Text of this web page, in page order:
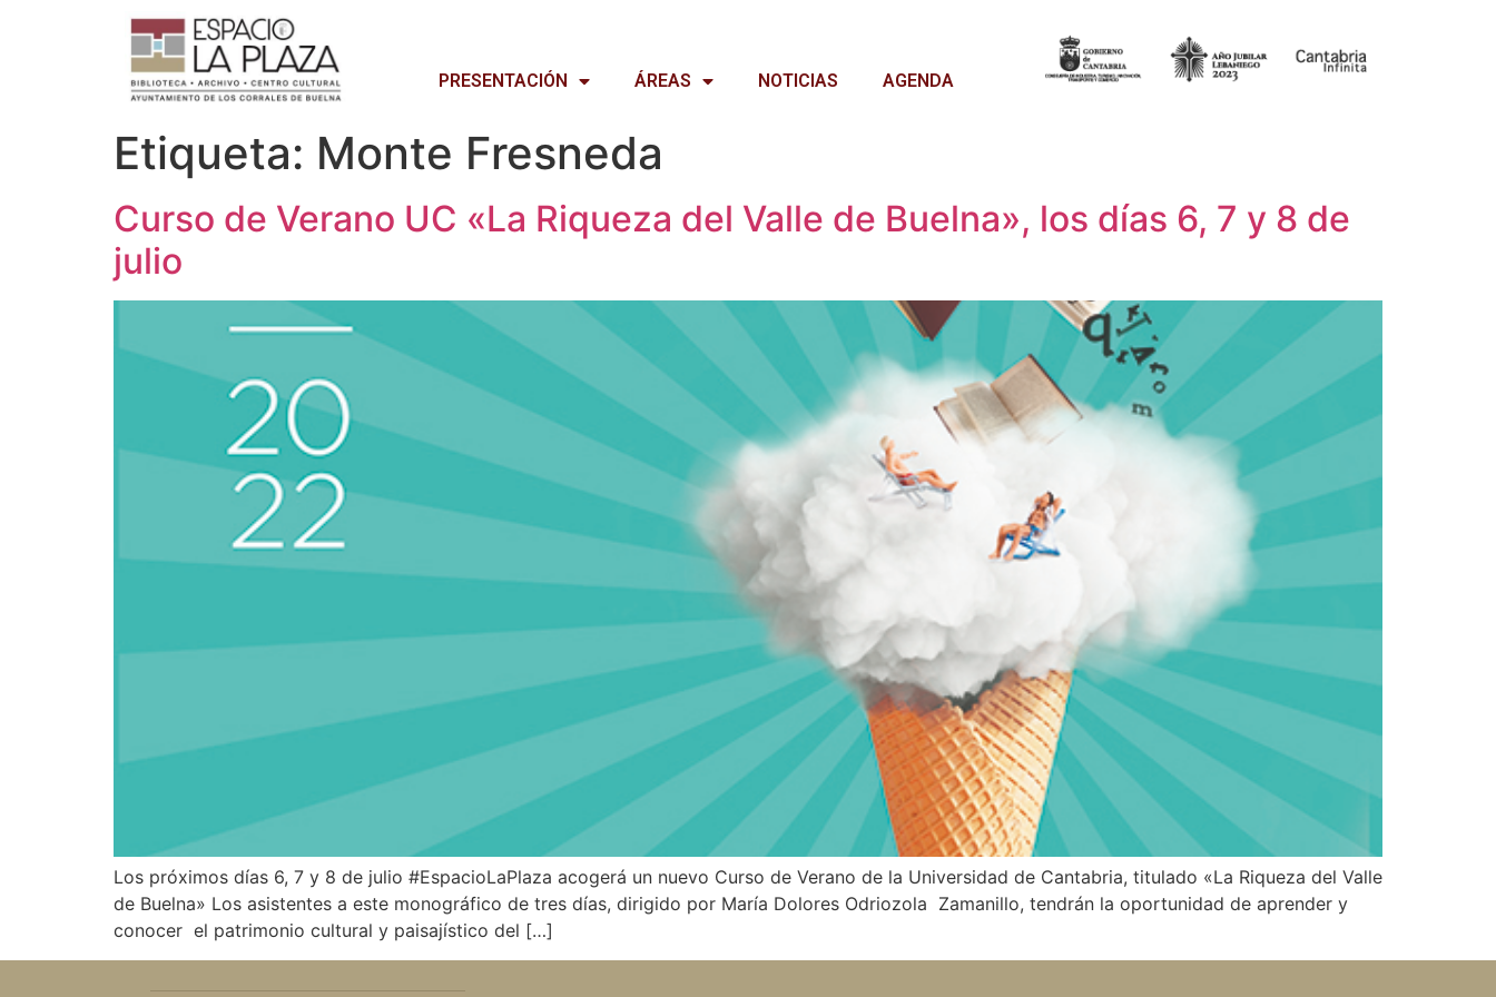
PRESENTACIÓN ÁREAS NOTICIAS AGENDA
Etiqueta: Monte Fresneda
Curso de Verano UC «La Riqueza del Valle de Buelna», los días 6, 7 y 8 de
julio
Los próximos días 6, 7 y 8 de julio #EspacioLaPlaza acogerá un nuevo Curso de Verano de la Universidad de Cantabria, titulado «La Riqueza del Valle
de Buelna» Los asistentes a este monográfico de tres días, dirigido por María Dolores Odriozola Zamanillo, tendrán la oportunidad de aprender y
conocer el patrimonio cultural y paisajístico del […]